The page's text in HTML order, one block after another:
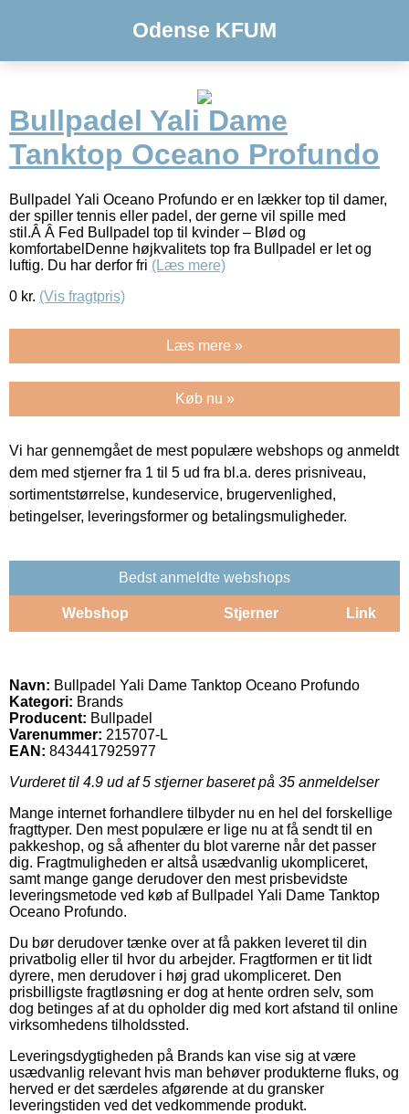
Odense KFUM
Bullpadel Yali Dame
Tanktop Oceano Profundo
Bullpadel Yali Oceano Profundo er en lækker top til damer,
der spiller tennis eller padel, der gerne vil spille med
stil.Â Â Fed Bullpadel top til kvinder – Blød og
komfortabelDenne højkvalitets top fra Bullpadel er let og
luftig. Du har derfor fri (Læs mere)
0 kr. (Vis fragtpris)
Læs mere »
Køb nu »
Vi har gennemgået de mest populære webshops og anmeldt
dem med stjerner fra 1 til 5 ud fra bl.a. deres prisniveau,
sortimentstørrelse, kundeservice, brugervenlighed,
betingelser, leveringsformer og betalingsmuligheder.
Bedst anmeldte webshops
Webshop Stjerner Link
Navn: Bullpadel Yali Dame Tanktop Oceano Profundo
Kategori: Brands
Producent: Bullpadel
Varenummer: 215707-L
EAN: 8434417925977
Vurderet til 4.9 ud af 5 stjerner baseret på 35 anmeldelser
Mange internet forhandlere tilbyder nu en hel del forskellige
fragttyper. Den mest populære er lige nu at få sendt til en
pakkeshop, og så afhenter du blot varerne når det passer
dig. Fragtmuligheden er altså usædvanlig ukompliceret,
samt mange gange derudover den mest prisbevidste
leveringsmetode ved køb af Bullpadel Yali Dame Tanktop
Oceano Profundo.
Du bør derudover tænke over at få pakken leveret til din
privatbolig eller til hvor du arbejder. Fragtformen er tit lidt
dyrere, men derudover i høj grad ukompliceret. Den
prisbilligste fragtløsning er dog at hente ordren selv, som
dog betinges af at du opholder dig med kort afstand til online
virksomhedens tilholdssted.
Leveringsdygtigheden på Brands kan vise sig at være
usædvanlig relevant hvis man behøver produkterne fluks, og
herved er det særdeles afgørende at du gransker
leveringstiden ved det vedkommende produkt.